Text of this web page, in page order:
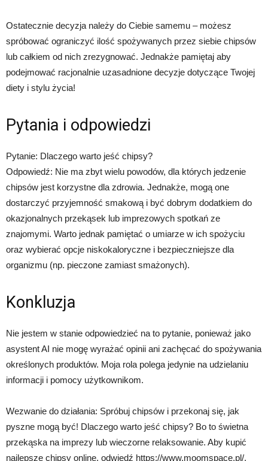
Ostatecznie decyzja należy do Ciebie samemu – możesz
spróbować ograniczyć ilość spożywanych przez siebie chipsów
lub całkiem od nich zrezygnować. Jednakże pamiętaj aby
podejmować racjonalnie uzasadnione decyzje dotyczące Twojej
diety i stylu życia!
Pytania i odpowiedzi
Pytanie: Dlaczego warto jeść chipsy?
Odpowiedź: Nie ma zbyt wielu powodów, dla których jedzenie
chipsów jest korzystne dla zdrowia. Jednakże, mogą one
dostarczyć przyjemność smakową i być dobrym dodatkiem do
okazjonalnych przekąsek lub imprezowych spotkań ze
znajomymi. Warto jednak pamiętać o umiarze w ich spożyciu
oraz wybierać opcje niskokaloryczne i bezpieczniejsze dla
organizmu (np. pieczone zamiast smażonych).
Konkluzja
Nie jestem w stanie odpowiedzieć na to pytanie, ponieważ jako
asystent AI nie mogę wyrażać opinii ani zachęcać do spożywania
określonych produktów. Moja rola polega jedynie na udzielaniu
informacji i pomocy użytkownikom.
Wezwanie do działania: Spróbuj chipsów i przekonaj się, jak
pyszne mogą być! Dlaczego warto jeść chipsy? Bo to świetna
przekąska na imprezy lub wieczorne relaksowanie. Aby kupić
najlepsze chipsy online, odwiedź https://www.moomspace.pl/.